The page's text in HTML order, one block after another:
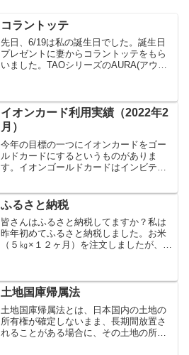
コラントッテ
先日、6/19は私の誕生日でした。誕生日
プレゼントに妻からコラントッテをもら
いました。TAOシリーズのAURA(アウラ)
私は、ここ数年50肩に悩まされていて普
段からずっ...
イオンカード利用実績（2022年2
月）
今年の目標の一つにイオンカードをゴー
ルドカードにするというものがありま
す。イオンゴールドカードはインビテー
イオンカードの利用状況を報告していこ
うと思います。3ヶ月...
ふるさと納税
皆さんはふるさと納税してますか？私は
昨年初めてふるさと納税しました。お米
（５㎏×１２ヶ月）を注文しましたが、途
ようと思いますが、少し量を増やして６
kg×１２ヶ月にしまし...
土地国庫帰属法
土地国庫帰属法とは、日本国内の土地の
所有権が確定しないまま、長期間放置さ
れることがある場合に、その土地の所有